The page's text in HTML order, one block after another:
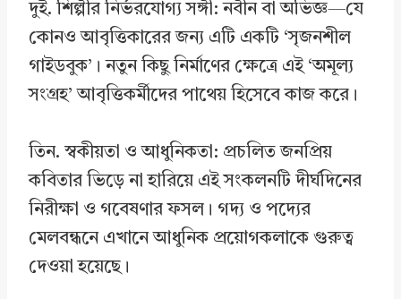
দুই. শিল্পীর নির্ভরযোগ্য সঙ্গী: নবীন বা অভিজ্ঞ—যে
কোনও আবৃত্তিকারের জন্য এটি একটি ‘সৃজনশীল
গাইডবুক’। নতুন কিছু নির্মাণের ক্ষেত্রে এই ‘অমূল্য
সংগ্রহ’ আবৃত্তিকর্মীদের পাথেয় হিসেবে কাজ করে।
তিন. স্বকীয়তা ও আধুনিকতা: প্রচলিত জনপ্রিয়
কবিতার ভিড়ে না হারিয়ে এই সংকলনটি দীর্ঘদিনের
নিরীক্ষা ও গবেষণার ফসল। গদ্য ও পদ্যের
মেলবন্ধনে এখানে আধুনিক প্রয়োগকলাকে গুরুত্ব
দেওয়া হয়েছে।